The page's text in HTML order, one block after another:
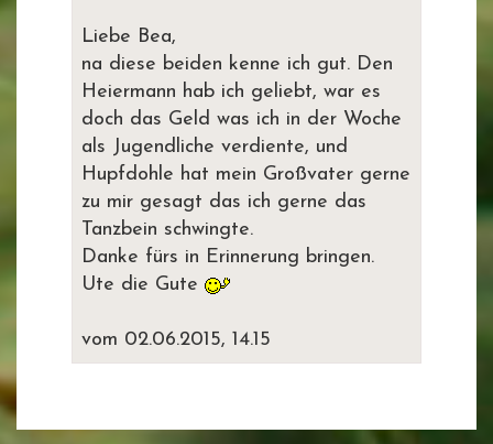
Liebe Bea,
na diese beiden kenne ich gut. Den
Heiermann hab ich geliebt, war es
doch das Geld was ich in der Woche
als Jugendliche verdiente, und
Hupfdohle hat mein Großvater gerne
zu mir gesagt das ich gerne das
Tanzbein schwingte.
Danke fürs in Erinnerung bringen.
Ute die Gute
vom 02.06.2015, 14.15